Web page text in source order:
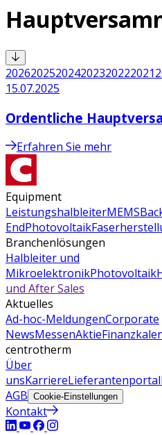
202620252024202320222021
15.07.2025
Ordentliche
Erfahren Sie mehr
Equipment
LeistungshalbleiterMEMS
EndPhotovoltaik
Branchenlösungen
Halbleiter und
MikroelektronikPhotovoltaik
und After Sales
Aktuelles
Ad-hoc-MeldungenCorporate
NewsMessenAktie
centrotherm
Über
unsKarriereLieferantenportal
AGB Cookie-Einstellungen
Kontakt